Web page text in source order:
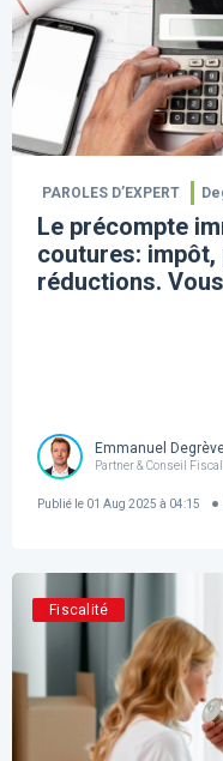
PAROLES D’EXPERT
Le précompte
coutures:
réductions.
Emmanuel
Partner & Conseil
Publié le 01 Aug 2025 à 04:15
Fiscalité